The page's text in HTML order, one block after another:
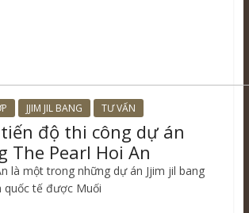
JJIM JIL BANG TƯ VẤN
độ thi công dự án
The Pearl Hoi An
là một trong những dự án Jjim jil bang
quốc tế được Muối